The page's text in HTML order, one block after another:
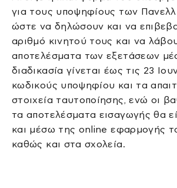
για τους υποψηφίους των
ώστε να δηλώσουν και να
αριθμό κινητού τους και να
αποτελέσματα των εξετάσεων
διαδικασία γίνεται έως τις 23
κωδικούς υποψηφίου και τα
στοιχεία ταυτοποίησης, ενώ οι
τα αποτελέσματα εισαγωγής θα
και μέσω της online εφαρμογής
καθώς και στα σχολεία.